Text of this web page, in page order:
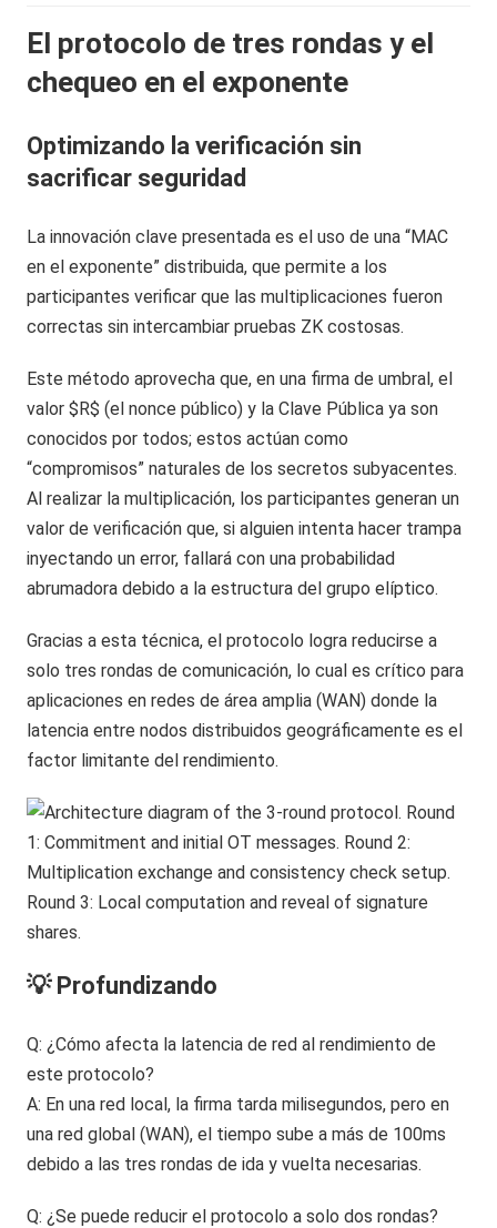
El protocolo de tres rondas y el
chequeo en el exponente
Optimizando la verificación sin
sacrificar seguridad
La innovación clave presentada es el uso de una “MAC
en el exponente” distribuida, que permite a los
participantes verificar que las multiplicaciones fueron
correctas sin intercambiar pruebas ZK costosas.
Este método aprovecha que, en una firma de umbral, el
valor $R$ (el nonce público) y la Clave Pública ya son
conocidos por todos; estos actúan como
“compromisos” naturales de los secretos subyacentes.
Al realizar la multiplicación, los participantes generan un
valor de verificación que, si alguien intenta hacer trampa
inyectando un error, fallará con una probabilidad
abrumadora debido a la estructura del grupo elíptico.
Gracias a esta técnica, el protocolo logra reducirse a
solo tres rondas de comunicación, lo cual es crítico para
aplicaciones en redes de área amplia (WAN) donde la
latencia entre nodos distribuidos geográficamente es el
factor limitante del rendimiento.
💡 Profundizando
Q: ¿Cómo afecta la latencia de red al rendimiento de
este protocolo?
A: En una red local, la firma tarda milisegundos, pero en
una red global (WAN), el tiempo sube a más de 100ms
debido a las tres rondas de ida y vuelta necesarias.
Q: ¿Se puede reducir el protocolo a solo dos rondas?